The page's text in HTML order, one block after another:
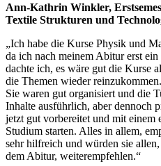
Ann-Kathrin Winkler,
Textile Strukturen und
„Ich habe die Kurse Physik und
da ich nach meinem Abitur erst
dachte ich, es wäre gut die Kurse
die Themen wieder
Sie waren gut organisiert und die
Inhalte ausführlich, aber dennoch
jetzt gut vorbereitet und mit einem
Studium starten. Alles in allem,
sehr hilfreich und würden sie
dem Abitur, weiterempfehlen.“